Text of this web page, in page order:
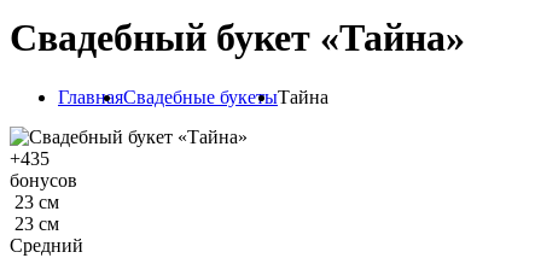
Свадебный букет «Тайна»
ГлавнаяСвадебные букетыТайна
+435
бонусов
23 см
23 см
Средний